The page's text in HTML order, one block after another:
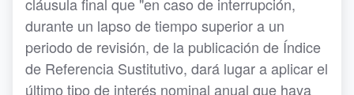
durante un lapso de tiempo superior a un
periodo de revisión, de la publicación de Índice
de Referencia Sustitutivo, dará lugar a aplicar el
último tipo de interés nominal anual que haya